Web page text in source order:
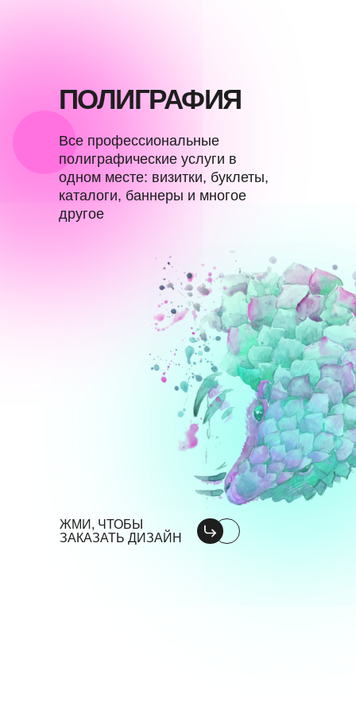
ПОЛИГРАФИЯ
ЖМИ, ЧТОБЫ
ЗАКАЗАТЬ ДИЗАЙН
Все профессиональные
полиграфические услуги в
одном месте: визитки, буклеты,
каталоги, баннеры и многое
другое